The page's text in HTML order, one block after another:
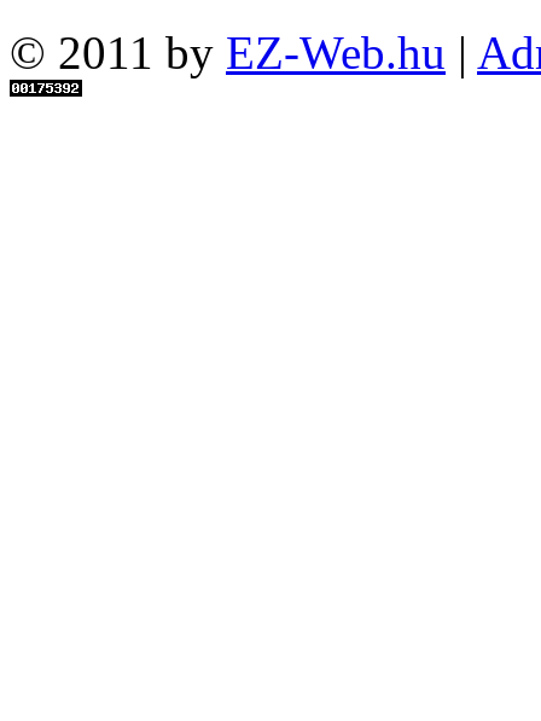
© 2011 by EZ-Web.hu |